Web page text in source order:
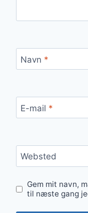
Navn *
E-mail *
Websted
Gem mit navn,
til næste gang